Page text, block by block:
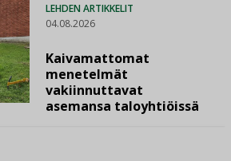
LEHDEN ARTIKKELIT
04.08.2026
Kaivamattomat
menetelmät
vakiinnuttavat
asemansa taloyhtiöissä